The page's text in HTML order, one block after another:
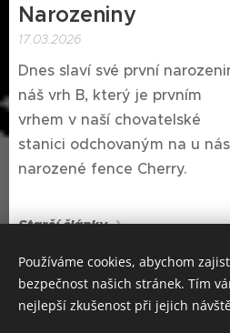
Narozeniny
17.03.2026
Dnes slaví své první
náš vrh B, který je prvním
vrhem v naší chovatelské
stanici odchovaným na u nás
narozené fence Cherry.
Starší články
Chovatelská stanice
Používáme cookies, abychom
bezpečnost našich stránek. Tím
nejlepší zkušenost při jejich